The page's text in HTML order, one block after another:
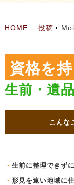
HOME 投稿
資格を
生前・遺
こんな
・ 生前に整理できずに
・ 形見を遠い地域に